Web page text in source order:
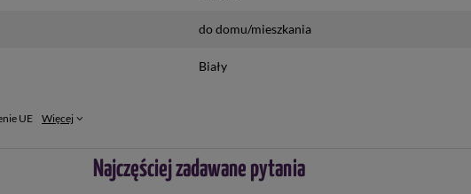
do domu/mieszkania
Biały
UE Więcej
Najczęściej zadawane pytania